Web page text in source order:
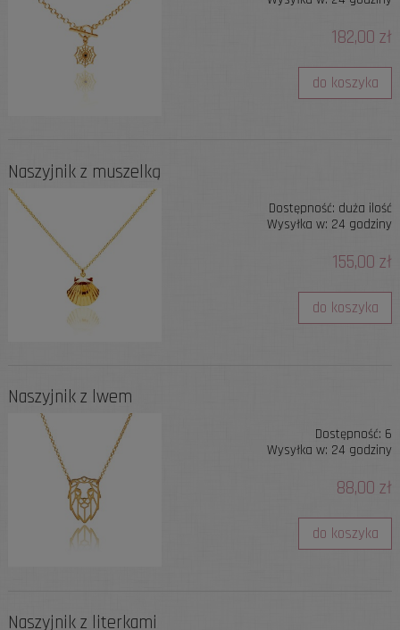
182,00 zł
do koszyka
Naszyjnik z muszelką
Dostępność: duża ilość
Wysyłka w: 24 godziny
155,00 zł
do koszyka
Naszyjnik z lwem
Dostępność: 6
Wysyłka w: 24 godziny
88,00 zł
do koszyka
Naszyjnik z literkami